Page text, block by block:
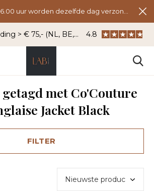
> € 75,- (NL, BE, DU) WhatsApp: 06 -
4.8
met Co'Couture
Jacket Black
FILTER